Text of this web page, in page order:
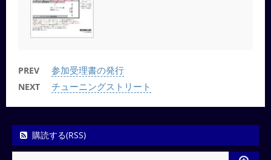
PREV 参加受理書の発行
NEXT チューニングストリート
購読する(RSS)